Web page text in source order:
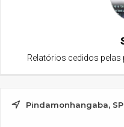
Relatórios cedidos
Pindamonhangaba, SP